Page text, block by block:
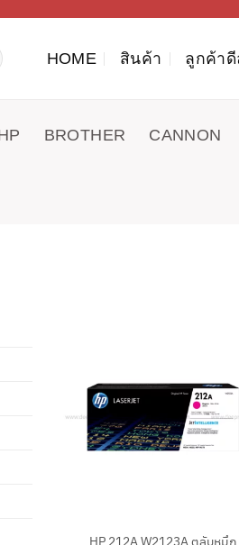
HOME สินค้า ลูกค้าดี
BROTHER CANNON
HP 212A W2123A ตลับหมึก